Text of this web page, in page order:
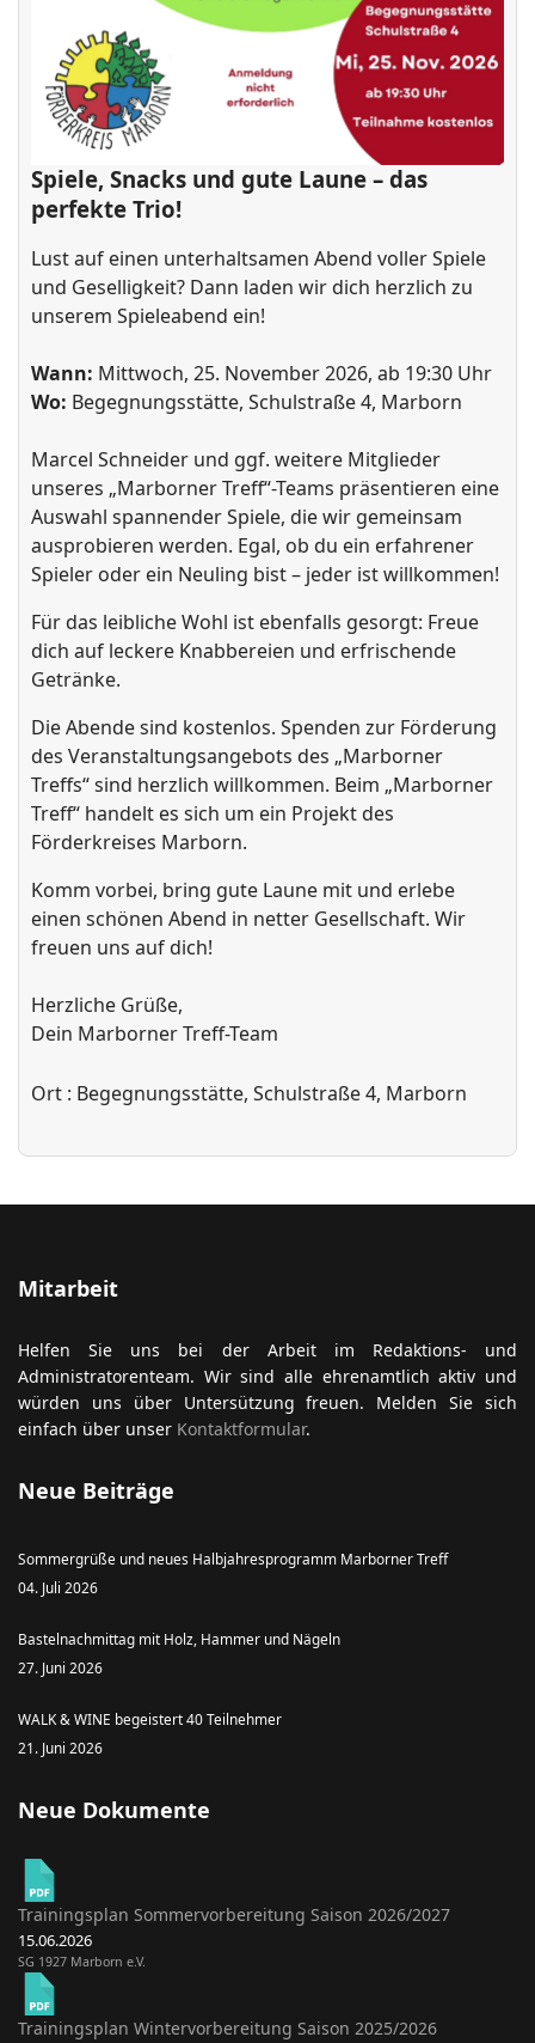
Spiele, Snacks und gute Laune – das
perfekte Trio!
Lust auf einen unterhaltsamen Abend voller Spiele
und Geselligkeit? Dann laden wir dich herzlich zu
unserem Spieleabend ein!
Wann: Mittwoch, 25. November 2026, ab 19:30 Uhr
Wo: Begegnungsstätte, Schulstraße 4, Marborn
Marcel Schneider und ggf. weitere Mitglieder
unseres „Marborner Treff“-Teams präsentieren eine
Auswahl spannender Spiele, die wir gemeinsam
ausprobieren werden. Egal, ob du ein erfahrener
Spieler oder ein Neuling bist – jeder ist willkommen!
Für das leibliche Wohl ist ebenfalls gesorgt: Freue
dich auf leckere Knabbereien und erfrischende
Getränke.
Die Abende sind kostenlos. Spenden zur Förderung
des Veranstaltungsangebots des „Marborner
Treffs“ sind herzlich willkommen. Beim „Marborner
Treff“ handelt es sich um ein Projekt des
Förderkreises Marborn.
Komm vorbei, bring gute Laune mit und erlebe
einen schönen Abend in netter Gesellschaft. Wir
freuen uns auf dich!
Herzliche Grüße,
Dein Marborner Treff-Team
Ort : Begegnungsstätte, Schulstraße 4, Marborn
Mitarbeit
Helfen Sie uns bei der Arbeit im Redaktions- und
Administratorenteam. Wir sind alle ehrenamtlich aktiv und
würden uns über Untersützung freuen. Melden Sie sich
einfach über unser Kontaktformular.
Neue Beiträge
Sommergrüße und neues Halbjahresprogramm Marborner Treff
04. Juli 2026
Bastelnachmittag mit Holz, Hammer und Nägeln
27. Juni 2026
WALK & WINE begeistert 40 Teilnehmer
21. Juni 2026
Neue Dokumente
Trainingsplan Sommervorbereitung Saison 2026/2027
15.06.2026
SG 1927 Marborn e.V.
Trainingsplan Wintervorbereitung Saison 2025/2026